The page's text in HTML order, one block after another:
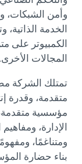
وأمن الشبكات،
الخدمة الذاتية،
المجالات الأخرى.
تمتلك الشركة
متقدمة، وقدرة
مؤسسية متقدمة،
الإدارة،
ومتناغمًا،
بناء حضارة